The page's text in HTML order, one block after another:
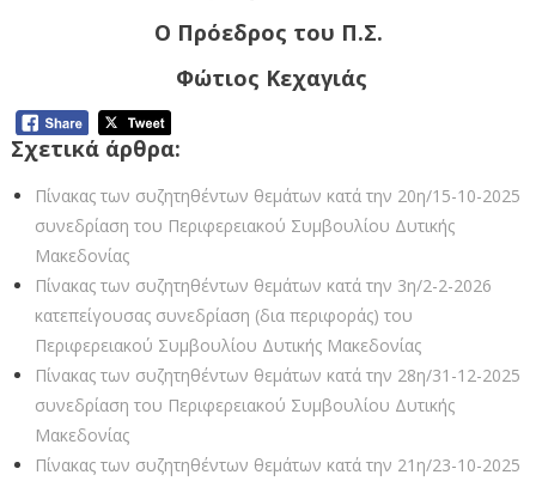
Ο Πρόεδρος του Π.Σ.
Φώτιος Κεχαγιάς
Σχετικά άρθρα:
Πίνακας των συζητηθέντων θεμάτων κατά την 20η/15-10-2025
συνεδρίαση του Περιφερειακού Συμβουλίου Δυτικής
Μακεδονίας
Πίνακας των συζητηθέντων θεμάτων κατά την 3η/2-2-2026
κατεπείγουσας συνεδρίαση (δια περιφοράς) του
Περιφερειακού Συμβουλίου Δυτικής Μακεδονίας
Πίνακας των συζητηθέντων θεμάτων κατά την 28η/31-12-2025
συνεδρίαση του Περιφερειακού Συμβουλίου Δυτικής
Μακεδονίας
Πίνακας των συζητηθέντων θεμάτων κατά την 21η/23-10-2025